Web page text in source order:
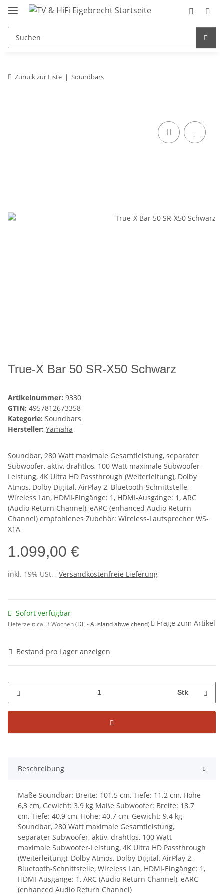
Zurück zur Liste Soundbars
True-X Bar 50 SR-X50 Schwarz
Artikelnummer: 9330
GTIN: 4957812673358
Kategorie: Soundbars
Hersteller: Yamaha
Soundbar, 280 Watt maximale Gesamtleistung, separater
Subwoofer, aktiv, drahtlos, 100 Watt maximale Subwoofer-
Leistung, 4K Ultra HD Passthrough (Weiterleitung), Dolby
Atmos, Dolby Digital, AirPlay 2, Bluetooth-Schnittstelle,
Wireless Lan, HDMI-Eingänge: 1, HDMI-Ausgänge: 1, ARC
(Audio Return Channel), eARC (enhanced Audio Return
Channel) empfohlenes Zubehör: Wireless-Lautsprecher WS-
X1A
1.099,00 €
inkl. 19% USt. , Versandkostenfreie Lieferung
Sofort verfügbar
Lieferzeit:ca. 3 Wochen(DE - Ausland abweichend) Frage zum Artikel
Bestand pro Lager anzeigen
Stk
Beschreibung
Maße Soundbar: Breite: 101.5 cm, Tiefe: 11.2 cm, Höhe
6,3 cm, Gewicht: 3.9 kg Maße Subwoofer: Breite: 18.7
cm, Tiefe: 40,9 cm, Höhe: 40.7 cm, Gewicht: 9.4 kg
Soundbar, 280 Watt maximale Gesamtleistung,
separater Subwoofer, aktiv, drahtlos, 100 Watt
maximale Subwoofer-Leistung, 4K Ultra HD Passthrough
(Weiterleitung), Dolby Atmos, Dolby Digital, AirPlay 2,
Bluetooth-Schnittstelle, Wireless Lan, HDMI-Eingänge: 1,
HDMI-Ausgänge: 1, ARC (Audio Return Channel), eARC
(enhanced Audio Return Channel)